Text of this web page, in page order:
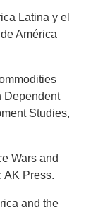
Latina y el
América
Dependent
Studies,
Wars and
AK Press.
and the